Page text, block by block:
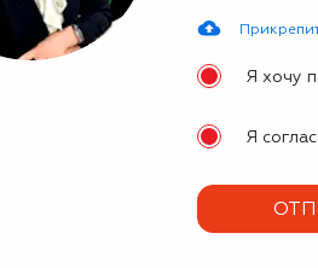
Я хочу
Я